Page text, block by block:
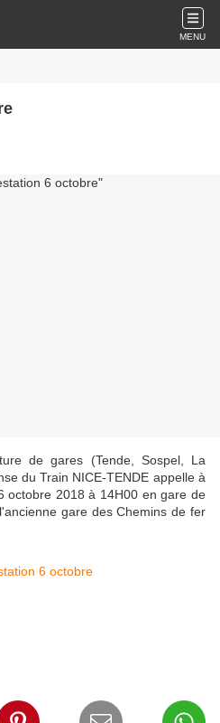
MENU
de gares (Tende, Sospel, La
du Train NICE-TENDE appelle à
octobre 2018 à 14H00 en gare de
gare des Chemins de fer